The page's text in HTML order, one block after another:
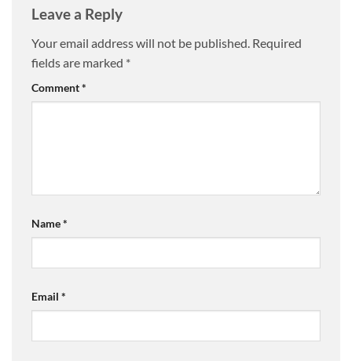
Leave a Reply
Your email address will not be published. Required
fields are marked *
Comment*
Name*
Email *